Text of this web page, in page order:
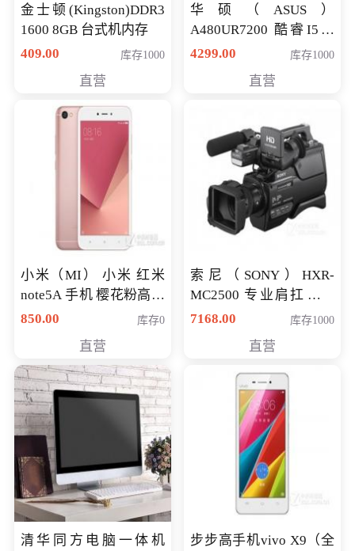
金士顿(Kingston)DDR3
1600 8GB 台式机内存
409.00
库存1000
直营
华硕（ASUS）
A480UR7200 酷睿I5超
薄学生办公游戏独显笔
NV930-2G独
4299.00 库存1000
直营
小米（MI） 小米 红米
note5A 手机 樱花粉高配
版 全网通(3G+32G)
850.00 库存0
直营
索尼（SONY）HXR-
MC2500 专业肩扛式存
储卡全高清摄录一体机
清入门级摄像机
7168.00 库存1000
直营
清华同方电脑一体机
步步高手机vivo X9（全